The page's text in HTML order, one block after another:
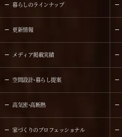
暮らしのラインナップ
更新情報
メディア掲載実績
空間設計・暮らし提案
高気密・高断熱
家づくりのプロフェッショナル